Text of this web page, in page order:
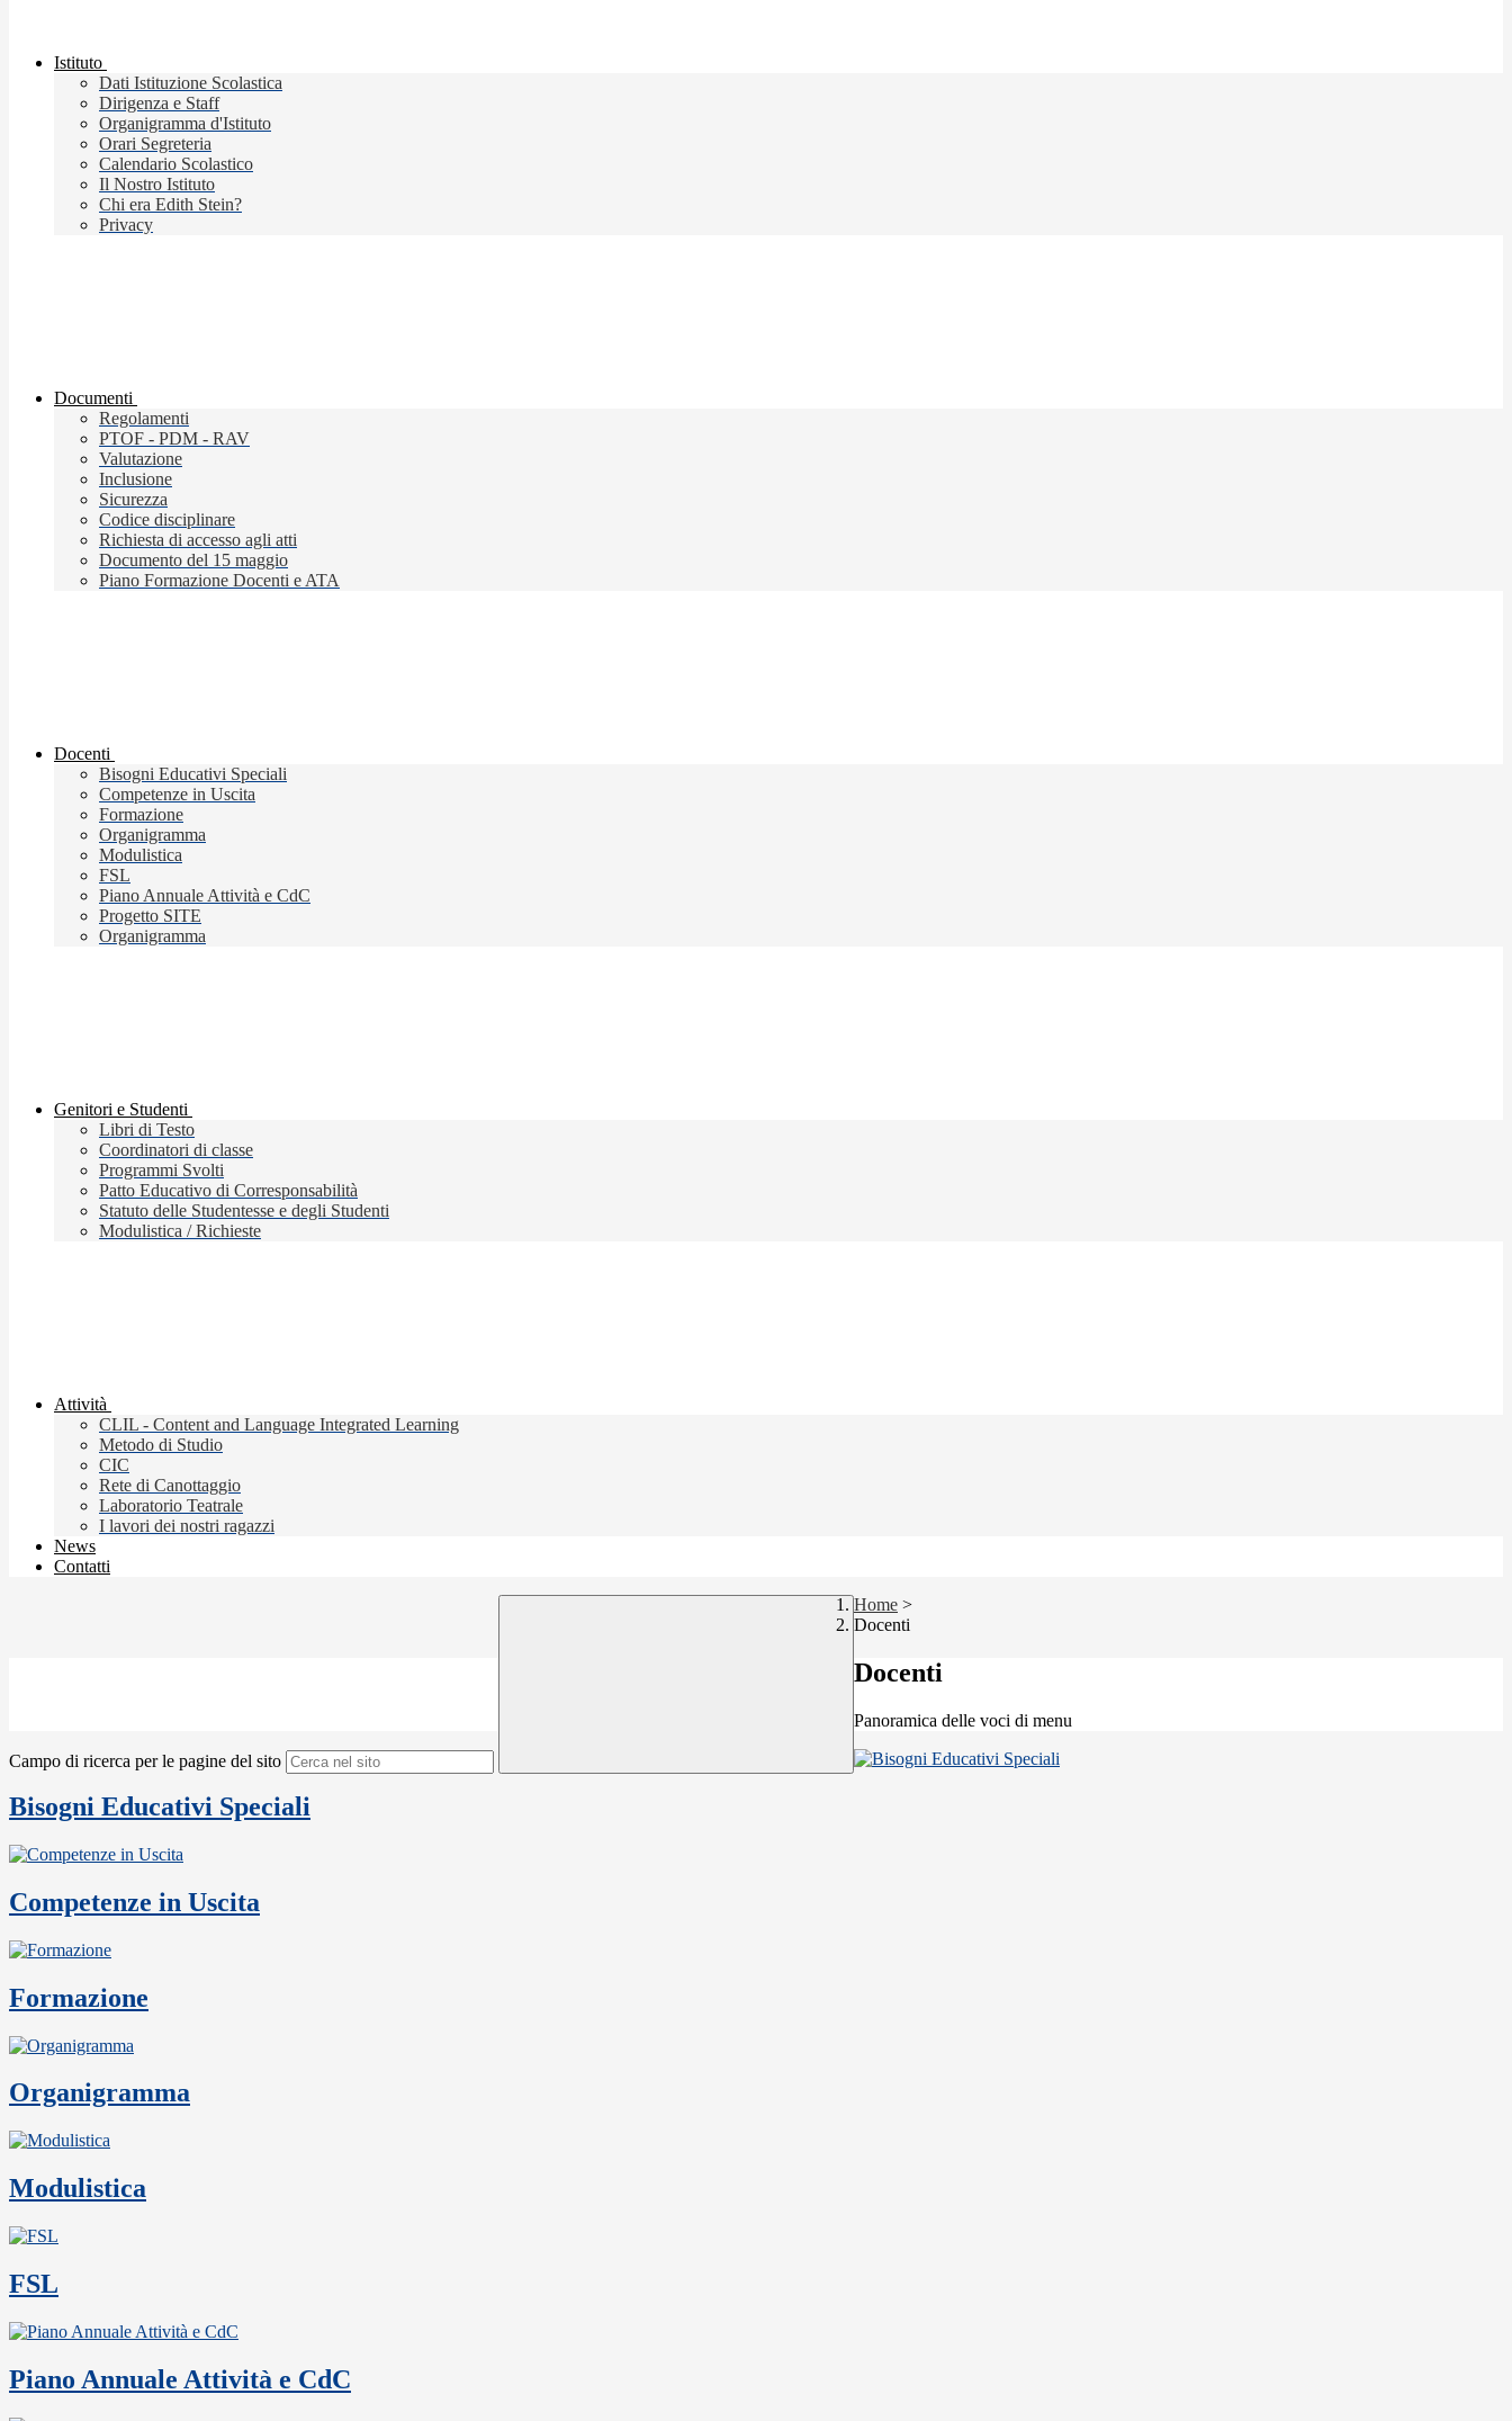
Istituto
Dati Istituzione Scolastica
Dirigenza e Staff
Organigramma d'Istituto
Orari Segreteria
Calendario Scolastico
Il Nostro Istituto
Chi era Edith Stein?
Privacy
Documenti
Regolamenti
PTOF - PDM - RAV
Valutazione
Inclusione
Sicurezza
Codice disciplinare
Richiesta di accesso agli atti
Documento del 15 maggio
Piano Formazione Docenti e ATA
Docenti
Bisogni Educativi Speciali
Competenze in Uscita
Formazione
Organigramma
Modulistica
FSL
Piano Annuale Attività e CdC
Progetto SITE
Organigramma
Genitori e Studenti
Libri di Testo
Coordinatori di classe
Programmi Svolti
Patto Educativo di Corresponsabilità
Statuto delle Studentesse e degli Studenti
Modulistica / Richieste
Attività
CLIL - Content and Language Integrated Learning
Metodo di Studio
CIC
Rete di Canottaggio
Laboratorio Teatrale
I lavori dei nostri ragazzi
News
Contatti
Campo di ricerca per le pagine del sito
Home >
Docenti
Docenti
Panoramica delle voci di menu
Bisogni Educativi Speciali
Competenze in Uscita
Formazione
Organigramma
Modulistica
FSL
Piano Annuale Attività e CdC